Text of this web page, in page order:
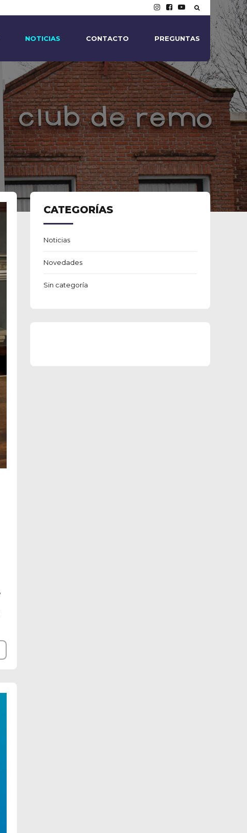
NOTICIAS CONTACTO PREGUNTAS
CATEGORÍAS
Noticias
Novedades
Sin categoría